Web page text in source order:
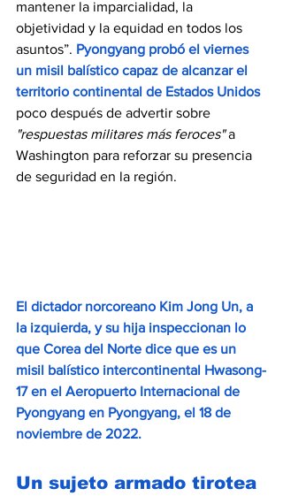
mantener la imparcialidad, la
objetividad y la equidad en todos los
asuntos”. Pyongyang probó el viernes
un misil balístico capaz de alcanzar el
territorio continental de Estados Unidos
poco después de advertir sobre
"respuestas militares más feroces" a
Washington para reforzar su presencia
de seguridad en la región.
El dictador norcoreano Kim Jong Un, a
la izquierda, y su hija inspeccionan lo
que Corea del Norte dice que es un
misil balístico intercontinental Hwasong-
17 en el Aeropuerto Internacional de
Pyongyang en Pyongyang, el 18 de
noviembre de 2022.
Un sujeto armado tirotea